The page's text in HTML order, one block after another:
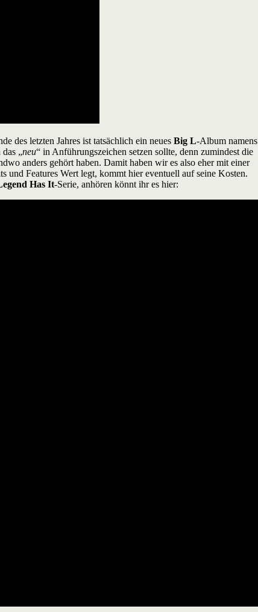
des letzten Jahres ist tatsächlich ein neues Big L-Album namens
„neu“ in Anführungszeichen setzen sollte, denn zumindest die
anders gehört haben. Damit haben wir es also eher mit einer
und Features Wert legt, kommt hier eventuell auf seine Kosten.
Has It-Serie, anhören könnt ihr es hier: